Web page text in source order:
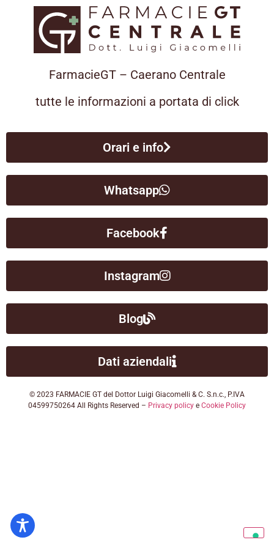
FarmacieGT – Caerano Centrale
tutte le informazioni a portata di click
Orari e info
Whatsapp
Facebook
Instagram
Blog
Dati aziendali
© 2023 FARMACIE GT del Dottor Luigi Giacomelli & C. S.n.c., P.IVA
04599750264 All Rights Reserved – Privacy policy e Cookie Policy